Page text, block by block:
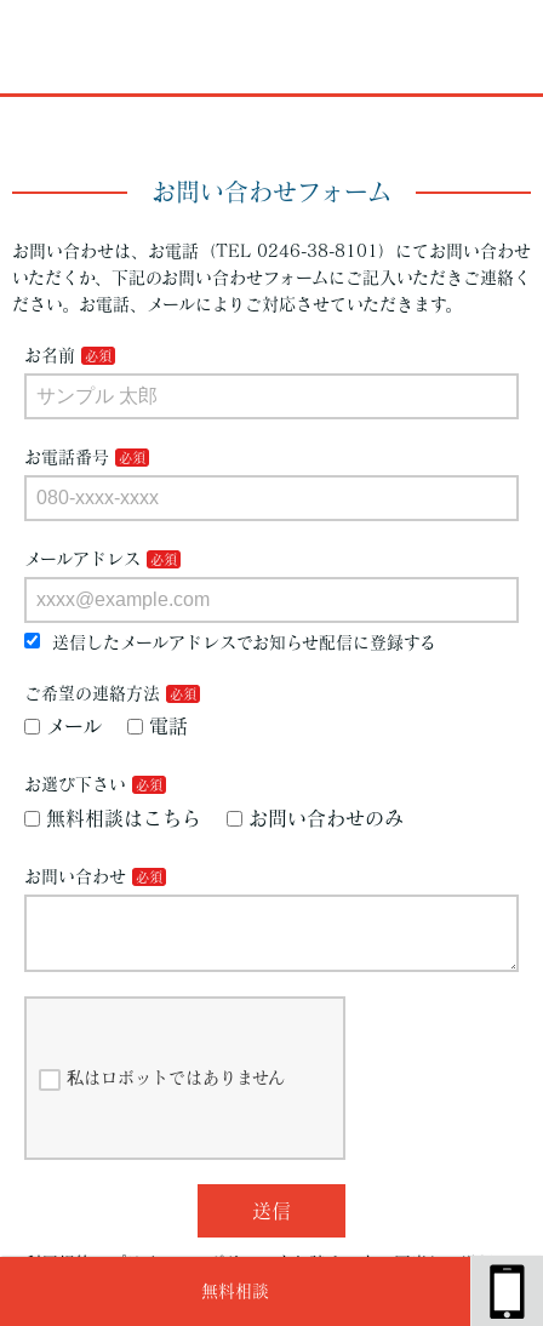
無料相談
お問い合わせフォーム
お問い合わせは、お電話（TEL 0246-38-8101）にてお問い合わせ
いただくか、下記のお問い合わせフォームにご記入いただきご連絡く
ださい。お電話、メールによりご対応させていただきます。
お名前
お電話番号
メールアドレス
送信したメールアドレスでお知らせ配信に登録する
ご希望の連絡方法
メール 電話
お選び下さい
無料相談はこちら お問い合わせのみ
お問い合わせ
私はロボットではありません
送信
利用規約・プライバシーポリシーをお読みの上、同意して送信し